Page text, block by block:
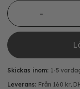
Gjuten stolpfot för
Skickas inom: 1-5
Leverans: Från 160 kr,